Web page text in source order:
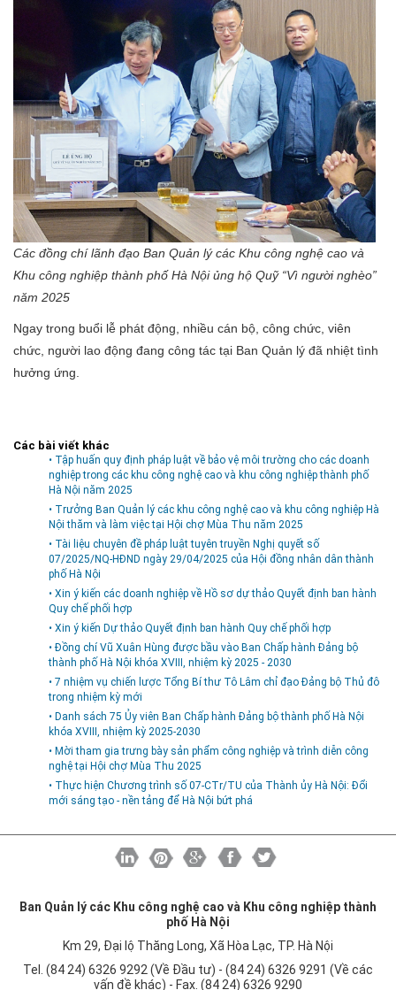
Các đồng chí lãnh đạo Ban Quản lý các Khu công nghệ cao và
Khu công nghiệp thành phố Hà Nội ủng hộ Quỹ “Vì người nghèo”
năm 2025
Ngay trong buổi lễ phát động, nhiều cán bộ, công chức, viên
chức, người lao động đang công tác tại Ban Quản lý đã nhiệt tình
hưởng ứng.
Các bài viết khác
• Tập huấn quy định pháp luật về bảo vệ môi trường cho các doanh
nghiệp trong các khu công nghệ cao và khu công nghiệp thành phố
Hà Nội năm 2025
• Trưởng Ban Quản lý các khu công nghệ cao và khu công nghiệp Hà
Nội thăm và làm việc tại Hội chợ Mùa Thu năm 2025
• Tài liệu chuyên đề pháp luật tuyên truyền Nghị quyết số
07/2025/NQ-HĐND ngày 29/04/2025 của Hội đồng nhân dân thành
phố Hà Nội
• Xin ý kiến các doanh nghiệp về Hồ sơ dự thảo Quyết định ban hành
Quy chế phối hợp
• Xin ý kiến Dự thảo Quyết định ban hành Quy chế phối hợp
• Đồng chí Vũ Xuân Hùng được bầu vào Ban Chấp hành Đảng bộ
thành phố Hà Nội khóa XVIII, nhiệm kỳ 2025 - 2030
• 7 nhiệm vụ chiến lược Tổng Bí thư Tô Lâm chỉ đạo Đảng bộ Thủ đô
trong nhiệm kỳ mới
• Danh sách 75 Ủy viên Ban Chấp hành Đảng bộ thành phố Hà Nội
khóa XVIII, nhiệm kỳ 2025-2030
• Mời tham gia trưng bày sản phẩm công nghiệp và trình diễn công
nghệ tại Hội chợ Mùa Thu 2025
• Thực hiện Chương trình số 07-CTr/TU của Thành ủy Hà Nội: Đổi
mới sáng tạo - nền tảng để Hà Nội bứt phá
Ban Quản lý các Khu công nghệ cao và Khu công nghiệp thành
phố Hà Nội
Km 29, Đại lộ Thăng Long, Xã Hòa Lạc, TP. Hà Nội
Tel. (84 24) 6326 9292 (Về Đầu tư) - (84 24) 6326 9291 (Về các
vấn đề khác) - Fax. (84 24) 6326 9290